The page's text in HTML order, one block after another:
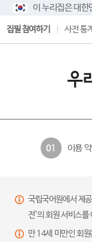
이 누리집은 대한
집필 참여하기 사전 통계
01 이용
국립국어원에서 제
전’의 회원 서비스
만 14세 미만인 회